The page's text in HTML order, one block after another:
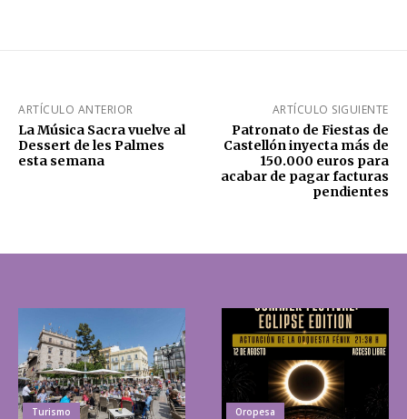
ARTÍCULO ANTERIOR
La Música Sacra vuelve al
Dessert de les Palmes
esta semana
ARTÍCULO SIGUIENTE
Patronato de Fiestas de
Castellón inyecta más de
150.000 euros para
acabar de pagar facturas
pendientes
Turismo Oropesa